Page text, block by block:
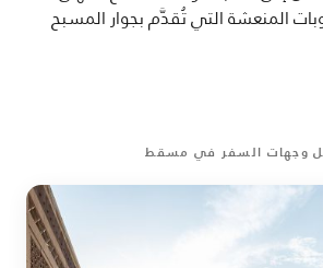
المنعشة التي تُقدَّم بجوار المسبح
وجهات السفر في مسقط